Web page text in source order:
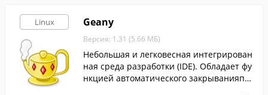
Linux Geany
Версия: 1.31 (5.66 МБ)
Небольшая и легковесная интегрирован
ная среда разработки (IDE). Обладает фу
нкцией автоматического закрыванияпа